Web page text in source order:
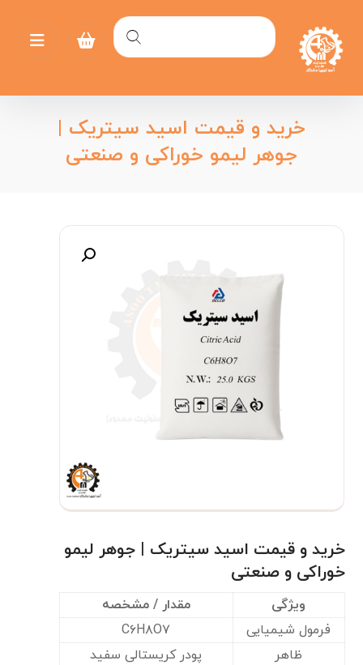
خرید و قیمت اسید سیتریک |
جوهر لیمو خوراکی و صنعتی
خرید و قیمت اسید سیتریک | جوهر لیمو
خوراکی و صنعتی
ویژگی
مقدار / مشخصه
فرمول شیمیایی
C۶H۸O۷
ظاهر
پودر کریستالی سفید